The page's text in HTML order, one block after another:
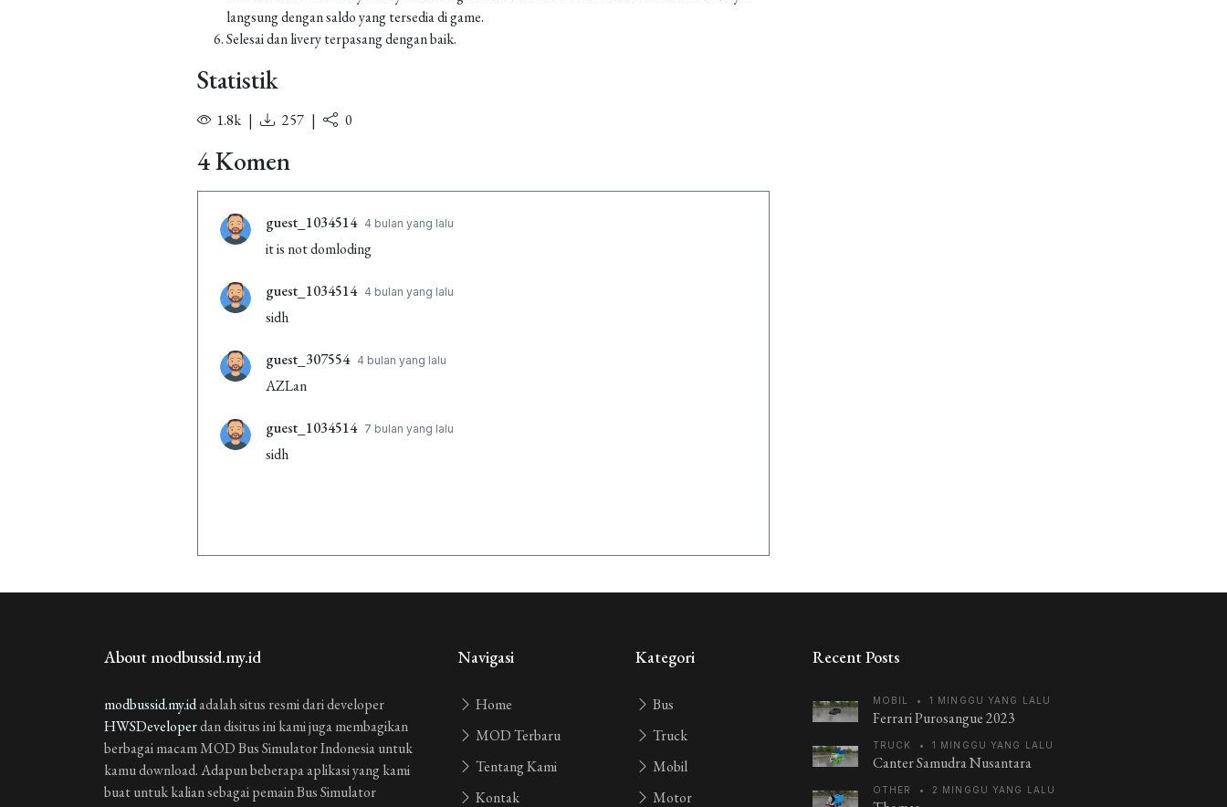
langsung dengan saldo yang tersedia di game.
Selesai dan livery terpasang dengan baik.
Statistik
1.8k | 257 | 0
4 Komen
guest_1034514 4 bulan yang lalu
it is not domloding
guest_1034514 4 bulan yang lalu
sidh
guest_307554 4 bulan yang lalu
AZLan
guest_1034514 7 bulan yang lalu
sidh
About modbussid.my.id
modbussid.my.idadalah situs resmi dari developer
HWSDeveloperdan disitus ini kami juga membagikan
berbagai macam MOD Bus Simulator Indonesia untuk
kamu download. Adapun beberapa aplikasi yang kami
buat untuk kalian sebagai pemain Bus Simulator
Navigasi
Home
MOD Terbaru
Tentang Kami
Kontak
Kategori
Bus
Truck
Mobil
Motor
Recent Posts
MOBIL • 1 MINGGU YANG LALU
Ferrari Purosangue 2023
TRUCK • 1 MINGGU YANG LALU
Canter Samudra Nusantara
OTHER • 2 MINGGU YANG LALU